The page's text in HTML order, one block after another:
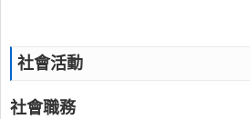
社會活動
社會職務